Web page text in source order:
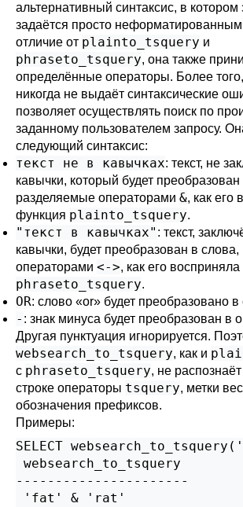
альтернативный синтаксис, в котором
задаётся просто неформатированным
отличие от plainto_tsquery и
phraseto_tsquery, она также
определённые операторы. Более
никогда не выдаёт синтаксические
позволяет осуществлять поиск по
заданному пользователем запросу.
следующий синтаксис:
текст не в кавычках: текст, не
кавычки, который будет преобразован
разделяемые операторами &, как его
функция plainto_tsquery.
"текст в кавычках" : текст,
кавычки, будет преобразован в
операторами <->, как его
phraseto_tsquery.
OR: слово «or» будет преобразовано
- : знак минуса будет преобразован в
Другая пунктуация игнорируется.
websearch_to_tsquery, как и
с phraseto_tsquery, не
строке операторы tsquery, метки
обозначения префиксов.
Примеры:
SELECT
websearch_to_tsquery
----------------------
'fat' & 'rat'